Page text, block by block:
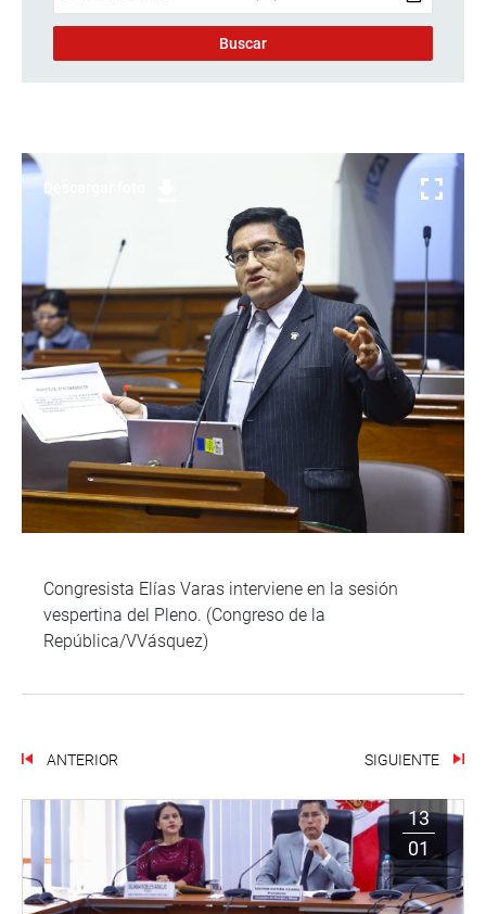
Congresista Elías Varas interviene en la sesión
vespertina del Pleno. (Congreso de la
República/VVásquez)
ANTERIOR SIGUIENTE
13
01